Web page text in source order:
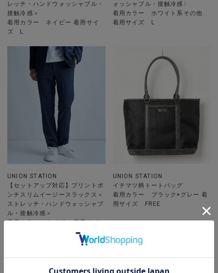
レッチ・ハンドウォッシャブル・
接触冷感＞
着用カラー ネイビー 着用サイ
ズ L
ォッシャブル・接触冷感〉
着用カラー ホワイト系その他
着用サイズ L
UNION STATION
【セットアップ対応】プリントポ
ンチスリムイージースラックス＜
ストレッチ・ハンドウォッシャブ
ル・接触冷感＞
着用カラー ネイビー 着用サイ
UNION STATION
イチマツ柄トートバッグ
着用カラー ブラック×グレー 着
用サイズ FREE